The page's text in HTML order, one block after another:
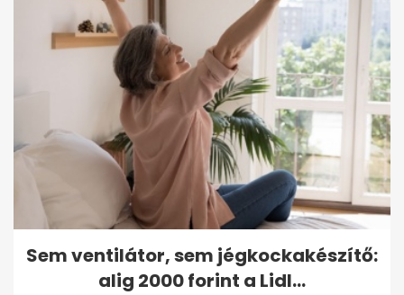
Sem ventilátor, sem jégkockakészítő:
alig 2000 forint a Lidl...